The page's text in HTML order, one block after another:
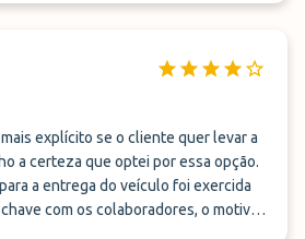
explícito se o cliente quer levar a
a certeza que optei por essa opção.
a entrega do veículo foi exercida
com os colaboradores, o motivo